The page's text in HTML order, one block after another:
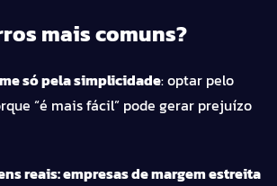
mais comuns?
só pela simplicidade: optar pelo
“é mais fácil” pode gerar prejuízo
reais: empresas de margem estreita